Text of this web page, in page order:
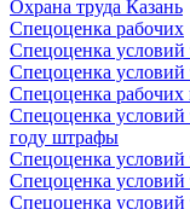
Охрана труда Казань
Спецоценка рабочих
Спецоценка условий
Спецоценка условий
Спецоценка рабочих
Спецоценка условий
году штрафы
Спецоценка условий
Спецоценка условий
Спецоценка условий